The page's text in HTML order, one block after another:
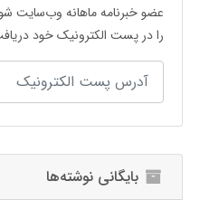
عضو خبرنامه ماهانه وب‌سایت
را در پست الکترونیک خود
بایگانی نوشته‌ها